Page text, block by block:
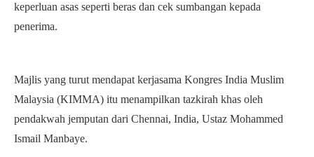
keperluan asas seperti beras dan cek sumbangan kepada
penerima.
Majlis yang turut mendapat kerjasama Kongres India Muslim
Malaysia (KIMMA) itu menampilkan tazkirah khas oleh
pendakwah jemputan dari Chennai, India, Ustaz Mohammed
Ismail Manbaye.